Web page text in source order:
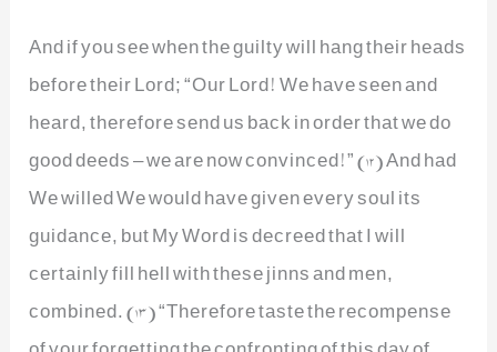
And if you see when the guilty will hang their heads
before their Lord; “Our Lord! We have seen and
heard, therefore send us back in order that we do
good deeds – we are now convinced!” (12) And had
We willed We would have given every soul its
guidance, but My Word is decreed that I will
certainly fill hell with these jinns and men,
combined. (13) “Therefore taste the recompense